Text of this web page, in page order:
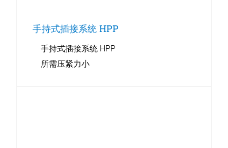
手持式插接系统 HPP
手持式插接系统 HPP
所需压紧力小